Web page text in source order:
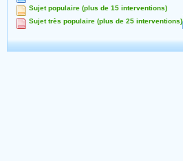
Sujet populaire (plus de 15 interventions)
Sujet très populaire (plus de 25 interventions)